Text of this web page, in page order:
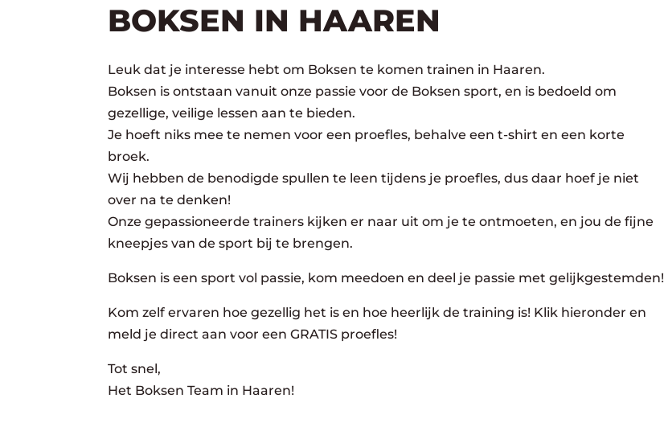
BOKSEN IN HAAREN
Leuk dat je interesse hebt om Boksen te komen trainen in Haaren.
Boksen is ontstaan vanuit onze passie voor de Boksen sport, en is bedoeld om
gezellige, veilige lessen aan te bieden.
Je hoeft niks mee te nemen voor een proefles, behalve een t-shirt en een korte
broek.
Wij hebben de benodigde spullen te leen tijdens je proefles, dus daar hoef je niet
over na te denken!
Onze gepassioneerde trainers kijken er naar uit om je te ontmoeten, en jou de fijne
kneepjes van de sport bij te brengen.
Boksen is een sport vol passie, kom meedoen en deel je passie met gelijkgestemden!
Kom zelf ervaren hoe gezellig het is en hoe heerlijk de training is! Klik hieronder en
meld je direct aan voor een GRATIS proefles!
Tot snel,
Het Boksen Team in Haaren!